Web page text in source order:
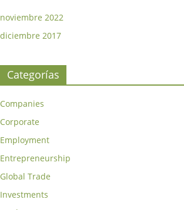
noviembre 2022
diciembre 2017
Categorías
Companies
Corporate
Employment
Entrepreneurship
Global Trade
Investments